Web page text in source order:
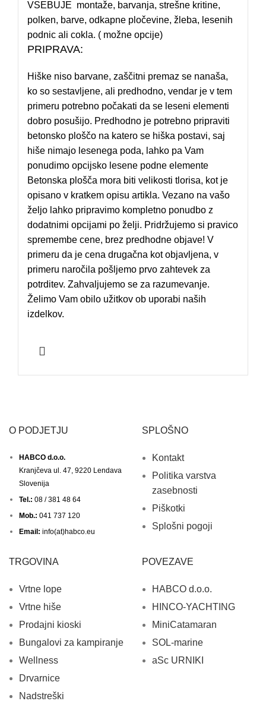
VSEBUJE montaže, barvanja, strešne kritine,
polken, barve, odkapne pločevine, žleba, lesenih
podnic ali cokla. ( možne opcije)
PRIPRAVA:
Hiške niso barvane, zaščitni premaz se nanaša,
ko so sestavljene, ali predhodno, vendar je v tem
primeru potrebno počakati da se leseni elementi
dobro posušijo. Predhodno je potrebno pripraviti
betonsko ploščo na katero se hiška postavi, saj
hiše nimajo lesenega poda, lahko pa Vam
ponudimo opcijsko lesene podne elemente
Betonska plošča mora biti velikosti tlorisa, kot je
opisano v kratkem opisu artikla. Vezano na vašo
željo lahko pripravimo kompletno ponudbo z
dodatnimi opcijami po želji. Pridržujemo si pravico
spremembe cene, brez predhodne objave! V
primeru da je cena drugačna kot objavljena, v
primeru naročila pošljemo prvo zahtevek za
potrditev. Zahvaljujemo se za razumevanje.
Želimo Vam obilo užitkov ob uporabi naših
izdelkov.
O PODJETJU
HABCO d.o.o.
Kranjčeva ul. 47, 9220 Lendava
Slovenija
Tel.: 08 / 381 48 64
Mob.: 041 737 120
Email: info(at)habco.eu
SPLOŠNO
Kontakt
Politika varstva
zasebnosti
Piškotki
Splošni pogoji
TRGOVINA
Vrtne lope
Vrtne hiše
Prodajni kioski
Bungalovi za kampiranje
Wellness
Drvarnice
Nadstreški
POVEZAVE
HABCO d.o.o.
HINCO-YACHTING
MiniCatamaran
SOL-marine
aSc URNIKI